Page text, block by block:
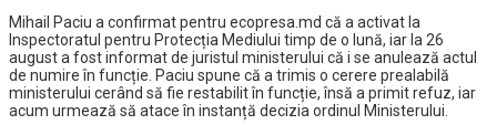
Mihail Paciu a confirmat pentru ecopresa.md că a activat la
Inspectoratul pentru Protecția Mediului timp de o lună, iar la 26
august a fost informat de juristul ministerului că i se anulează actul
de numire în funcție. Paciu spune că a trimis o cerere prealabilă
ministerului cerând să fie restabilit în funcție, însă a primit refuz, iar
acum urmează să atace în instanță decizia ordinul Ministerului.